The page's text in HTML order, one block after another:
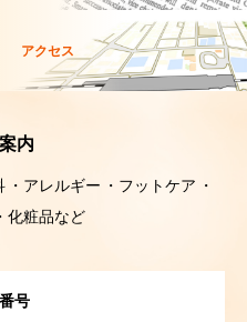
アクセス
内
アレルギー
フットケア
化粧品など
号